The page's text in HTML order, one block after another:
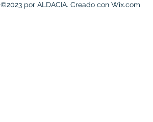
©2023 por ALDACIA. Creado con Wix.com